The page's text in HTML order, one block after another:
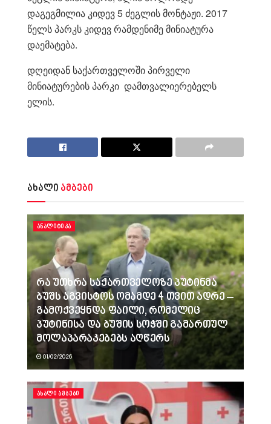
დაგეგმილია კიდევ 5 ძეგლის მონტაჟი. 2017
წელს პარკს კიდევ რამდენიმე მინიატურა
დაემატება.
დღეიდან საქართველოში პირველი
მინიატურების პარკი დამთვალიერებელს
ელის.
ახალი ამბები
ᲐᲜᲐᲚᲘᲢᲘᲙᲐ
რა უთხრა საქართველოზე პუტინმა
ბუშს აგვისტოს ომამდე 4 თვით ადრე –
გამოქვეყნდა ფაილი, რომელიც
პუტინისა და ბუშის სოჭში გამართულ
მოლაპარაკებებს აღწერს
01/02/2026
ᲐᲮᲐᲚᲘ ᲐᲛᲑᲔᲑᲘ